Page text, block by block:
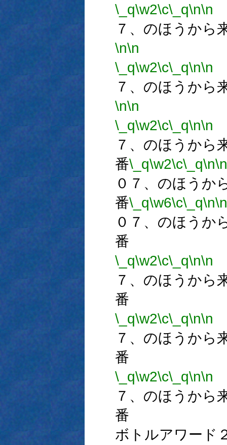
\_q\w2\c\_q\n\n
７、のほうから
\n\n
\_q\w2\c\_q\n\n
７、のほうから
\n\n
\_q\w2\c\_q\n\n
７、のほうから
番\_q\w2\c\_q\n\n
０７、のほうか
番\_q\w6\c\_q\n\n
０７、のほうか
番
\_q\w2\c\_q\n\n
７、のほうから
番
\_q\w2\c\_q\n\n
７、のほうから
番
\_q\w2\c\_q\n\n
７、のほうから
番
ボトルアワード